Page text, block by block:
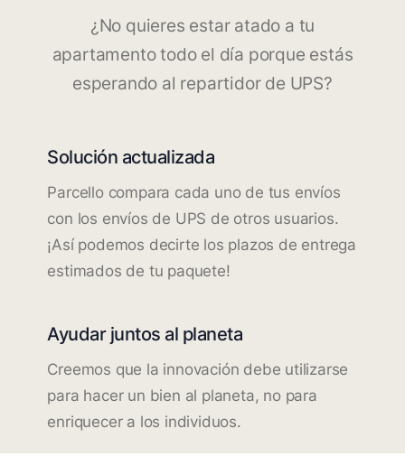
¿No quieres estar atado a tu
apartamento todo el día porque estás
esperando al repartidor de UPS?
Solución actualizada
Parcello compara cada uno de tus envíos
con los envíos de UPS de otros usuarios.
¡Así podemos decirte los plazos de entrega
estimados de tu paquete!
Ayudar juntos al planeta
Creemos que la innovación debe utilizarse
para hacer un bien al planeta, no para
enriquecer a los individuos.